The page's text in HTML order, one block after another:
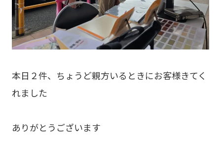
本日２件、ちょうど親方いるときにお客様きてく
れました
ありがとうございます